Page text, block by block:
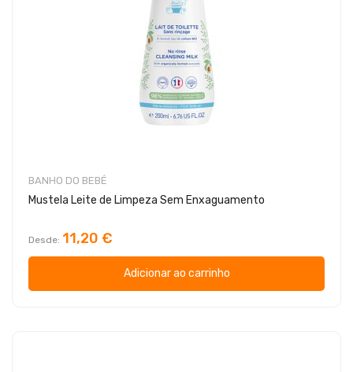
BANHO DO BEBÉ
Mustela Leite de Limpeza Sem Enxaguamento
Desde 11,20 €
Adicionar ao carrinho